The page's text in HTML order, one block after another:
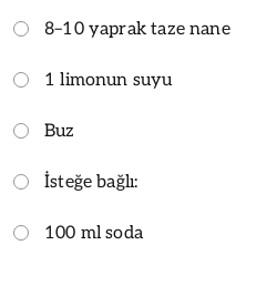
8–10 yaprak taze nane
1 limonun suyu
Buz
İsteğe bağlı:
100 ml soda